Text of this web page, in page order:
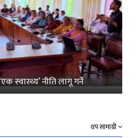
स्वास्थ्य’ नीति लागू गर्ने
थप सामाग्री